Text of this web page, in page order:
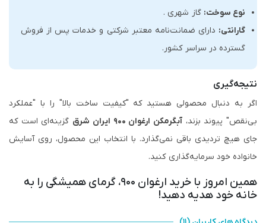
نوع سوخت: گاز شهری .
گارانتی: دارای ضمانت‌نامه معتبر شرکتی و خدمات پس از فروش
گسترده در سراسر کشور.
نتیجه‌گیری
اگر به دنبال محصولی هستید که "کیفیت ساخت بالا" را با "عملکرد
بی‌نقص" پیوند بزند،آبگرمکن ارغوان ۹۰۰ ایران شرق
گزینه‌ای است که
جای هیچ تردیدی باقی نمی‌گذارد. با انتخاب این محصول، روی آسایش
خانواده خود سرمایه‌گذاری کنید.
همین امروز با خرید ارغوان ۹۰۰، گرمای همیشگی را به
خانه خود هدیه دهید!